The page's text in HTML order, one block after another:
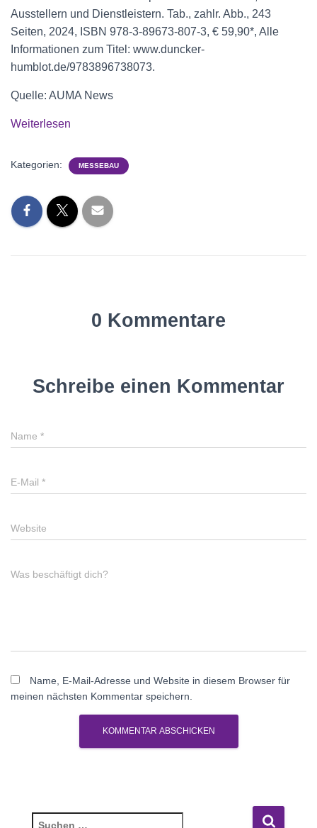
Ausstellern und Dienstleistern. Tab., zahlr. Abb., 243
Seiten, 2024, ISBN 978-3-89673-807-3, € 59,90*, Alle
Informationen zum Titel: www.duncker-
humblot.de/9783896738073.
Quelle: AUMA News
Weiterlesen
Kategorien: MESSEBAU
0 Kommentare
Schreibe einen Kommentar
Name *
E-Mail *
Website
Was beschäftigt dich?
Name, E-Mail-Adresse und Website in diesem Browser für
meinen nächsten Kommentar speichern.